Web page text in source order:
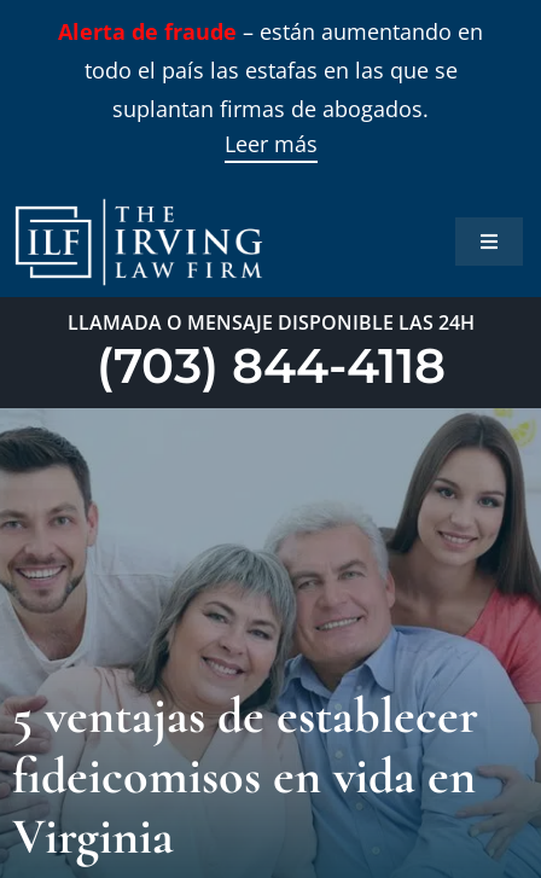
Alerta de fraude – están aumentando en
todo el país las estafas en las que se
suplantan firmas de abogados.
Leer más
Toggle
Inicio
Blog
LLAMADA O MENSAJE DISPONIBLE LAS 24H
(703) 844-4118
5 ventajas de establecer
fideicomisos en vida en
Virginia